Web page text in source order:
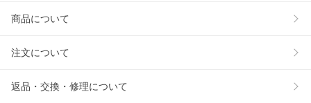
商品について
注文について
返品・交換・修理について